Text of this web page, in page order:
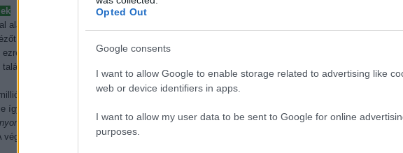
Opted Out
Google consents
I want to allow Google to enable storage related to advertising like
web or device identifiers in apps.
I want to allow my user data to be sent to Google for online
purposes.
alakult nyitánya alatt a
ültetett maga elé, s mivel hétköznapokon is igencsak csilingeltek a kasszák (az első
ezren tömörültek össze), már 140 ezernél is többen látták. Nem hoz szégyent a szériára a
nálunk mondható el ez leginkább.
forinton és a 600 ezer nézőn aA kis kedvencek titkos élete
így minden idők negyedik legnagyobb sikere mifelénk a
mögött, már ami a bevételt illeti, de atop 30-as nézettségi listátis újra lehetne írni
vége nagyjából egy százassal aMinyonok